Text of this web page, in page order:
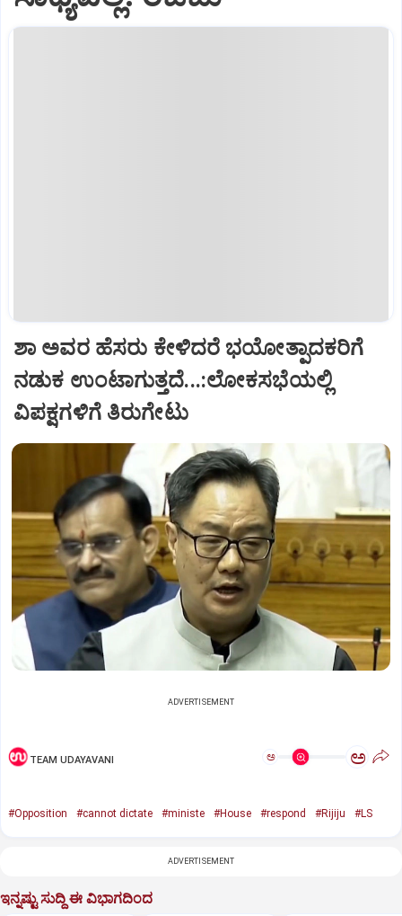
ಶಾ ಅವರ ಹೆಸರು ಕೇಳಿದರೆ ಭಯೋತ್ಪಾದಕರಿಗೆ
ನಡುಕ ಉಂಟಾಗುತ್ತದೆ...:ಲೋಕಸಭೆಯಲ್ಲಿ
ವಿಪಕ್ಷಗಳಿಗೆ ತಿರುಗೇಟು
ADVERTISEMENT
TEAM UDAYAVANI ಅ ಅ
#Opposition #cannot dictate #ministe #House #respond #Rijiju #LS
ADVERTISEMENT
ಇನ್ನಷ್ಟು ಸುದ್ದಿ ಈ ವಿಭಾಗದಿಂದ